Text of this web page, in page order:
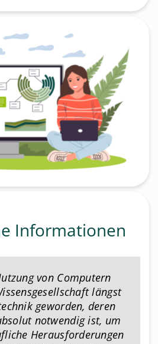
Informationen
von Computern
längst
geworden, deren
notwendig ist, um
Herausforderungen